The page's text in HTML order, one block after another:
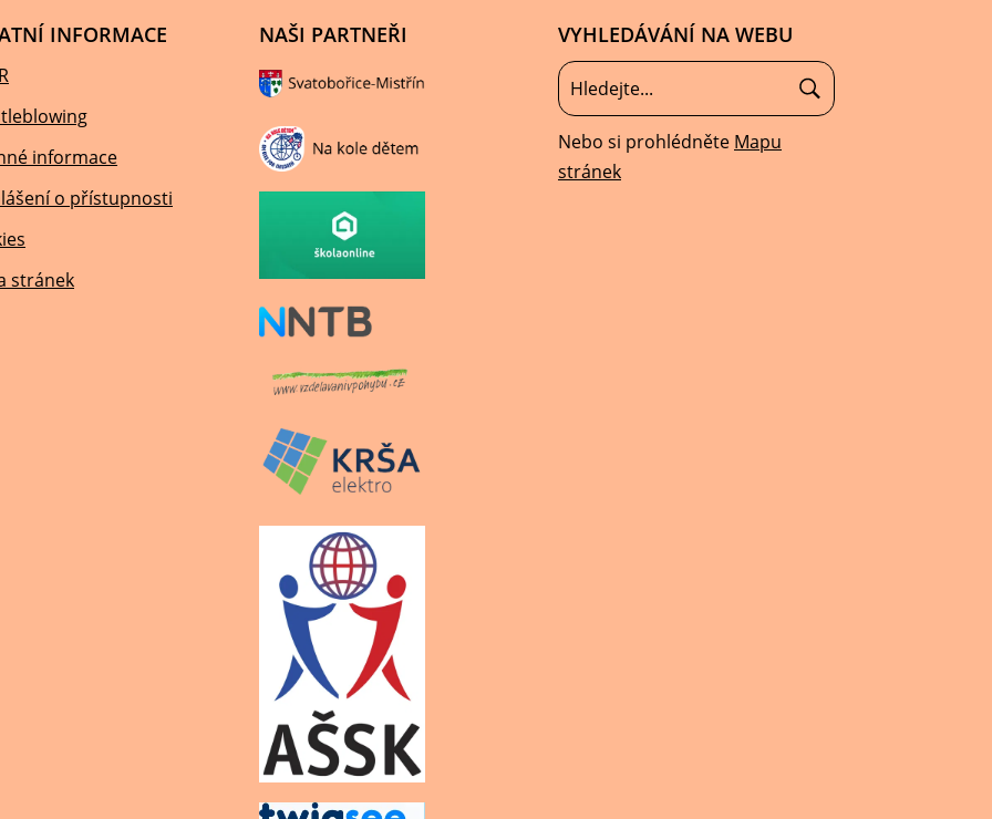
INFORMACE
informace
o přístupnosti
stránek
NAŠI PARTNEŘI VYHLEDÁVÁNÍ NA WEBU
Nebo si prohlédněte Mapu
stránek